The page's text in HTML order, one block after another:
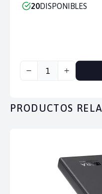
20DISPONIBLES
PRODUCTOS